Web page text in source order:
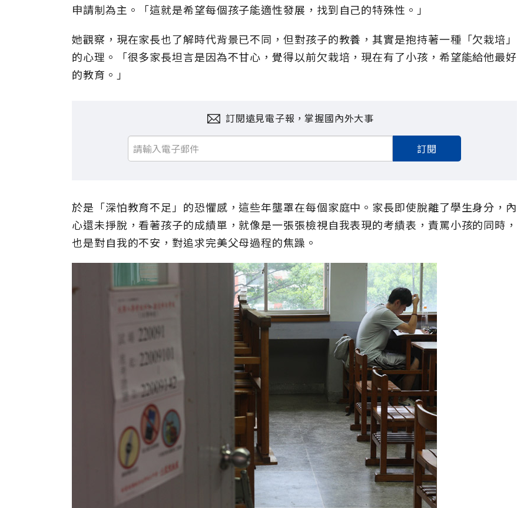
申請制為主。「這就是希望每個孩子能適性發展，找到自己的特殊性。」
她觀察，現在家長也了解時代背景已不同，但對孩子的教養，其實是抱持著一種「欠栽培」
的心理。「很多家長坦言是因為不甘心，覺得以前欠栽培，現在有了小孩，希望能給他最好
的教育。」
訂閱遠見電子報，掌握國內外大事
訂閱
於是「深怕教育不足」的恐懼感，這些年壟罩在每個家庭中。家長即使脫離了學生身分，內
心還未掙脫，看著孩子的成績單，就像是一張張檢視自我表現的考績表，責罵小孩的同時，
也是對自我的不安，對追求完美父母過程的焦躁。